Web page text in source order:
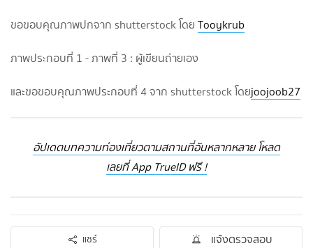
ขอขอบคุณภาพปกจาก shutterstock โดย Tooykrub
ภาพประกอบที่ 1 - ภาพที่ 3 : ผู้เขียนถ่ายเอง
และขอขอบคุณภาพประกอบที่ 4 จาก shutterstock โดยjoojoob27
อัปเดตบทความท่องเที่ยวตามสถานที่อันหลากหลาย โหลด
เลยที่ App TrueID ฟรี !
แชร์ แจ้งตรวจสอบ